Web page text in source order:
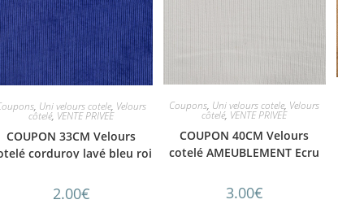
, Uni velours cotele, Velours
côtelé, VENTE PRIVEE
COUPON 33CM Velours
corduroy lavé bleu roi
2.00€
Coupons, Uni velours cotele, Velours
côtelé, VENTE PRIVEE
COUPON 40CM Velours
cotelé AMEUBLEMENT Ecru
3.00€